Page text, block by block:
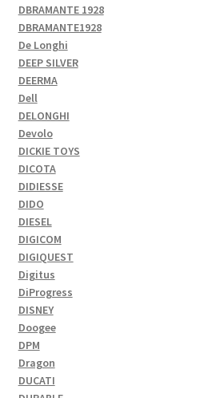
DBRAMANTE 1928
DBRAMANTE1928
De Longhi
DEEP SILVER
DEERMA
Dell
DELONGHI
Devolo
DICKIE TOYS
DICOTA
DIDIESSE
DIDO
DIESEL
DIGICOM
DIGIQUEST
Digitus
DiProgress
DISNEY
Doogee
DPM
Dragon
DUCATI